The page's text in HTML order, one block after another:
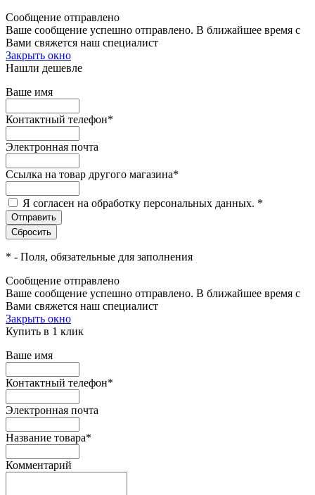
Сообщение отправлено
Ваше сообщение успешно отправлено. В ближайшее время с
Вами свяжется наш специалист
Закрыть окно
Нашли дешевле
Ваше имя
Контактный телефон*
Электронная почта
Ссылка на товар другого магазина*
Я согласен на обработку персональных данных. *
* - Поля, обязательные для заполнения
Сообщение отправлено
Ваше сообщение успешно отправлено. В ближайшее время с
Вами свяжется наш специалист
Закрыть окно
Купить в 1 клик
Ваше имя
Контактный телефон*
Электронная почта
Название товара*
Комментарий